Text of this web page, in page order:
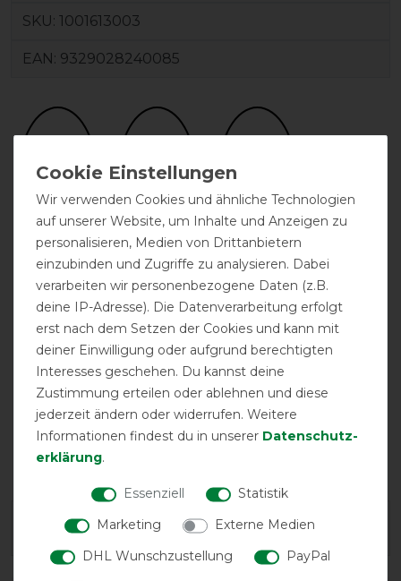
SKU: 1001613003
EAN: 9329028240085
atmungsaktiv
Doppelter
Frontverschluss
Gehfalte
inklusive
Geld-Zurück-Garantie
Wir verwenden Cookies und ähnliche Technologien
auf unserer Website, um Inhalte und Anzeigen zu
personalisieren, Medien von Drittanbietern
einzubinden und Zugriffe zu analysieren. Dabei
verarbeiten wir personenbezogene Daten (z.B.
deine IP-Adresse). Die Datenverarbeitung erfolgt
erst nach dem Setzen der Cookies und kann mit
deiner Einwilligung oder aufgrund berechtigten
Interesses geschehen. Du kannst deine
Zustimmung erteilen oder ablehnen und diese
jederzeit ändern oder widerrufen. Weitere
Informationen findest du in unserer Daten­schutz­
erklärung.
Essenziell
Statistik
Marketing
Externe Medien
DHL Wunschzustellung
PayPal